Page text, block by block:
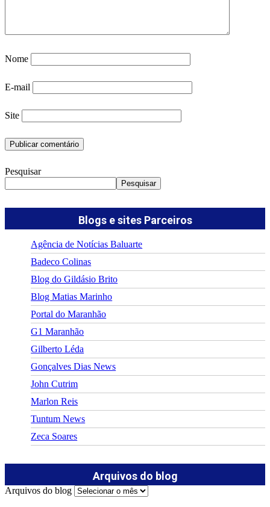
Nome
E-mail
Site
Pesquisar
Pesquisar
Blogs e sites Parceiros
Agência de Notícias Baluarte
Badeco Colinas
Blog do Gildásio Brito
Blog Matias Marinho
Portal do Maranhão
G1 Maranhão
Gilberto Léda
Gonçalves Dias News
John Cutrim
Marlon Reis
Tuntum News
Zeca Soares
Arquivos do blog
Arquivos do blog